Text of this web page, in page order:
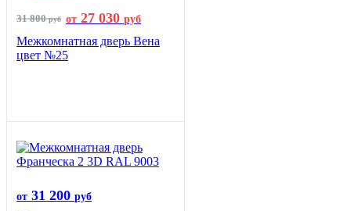
31 800руб от 27 030 руб
Межкомнатная дверь Вена
цвет №25
от 31 200 руб